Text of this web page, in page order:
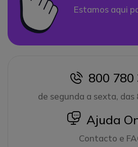
Estamos aqui
icon
800 780
de segunda a sexta, das
icon
Ajuda
Contacto e